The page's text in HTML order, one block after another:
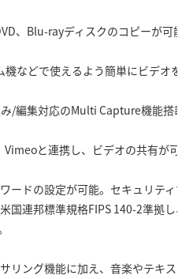
、Blu-rayディスクのコピーが可能
などで使えるよう簡単にビデオを
/編集対応のMulti Capture機能搭載
と連携し、ビデオの共有が可
ードの設定が可能。セキュリティ
国連邦標準規格FIPS 140-2準拠し
リング機能に加え、音楽やテキス